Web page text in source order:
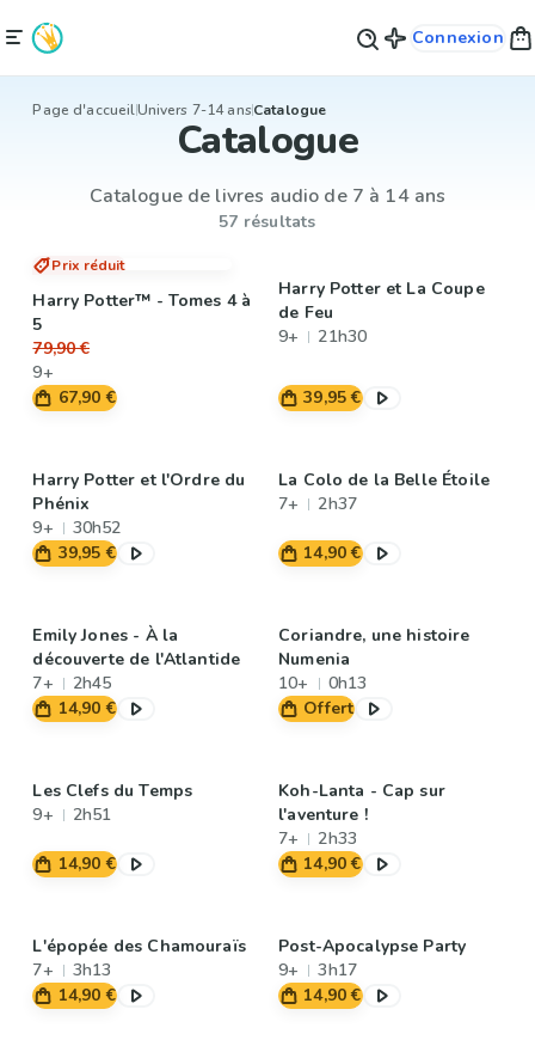
Connexion
Page d'accueilUnivers 7-14 ansCatalogue
Catalogue
Catalogue de livres audio de 7 à 14 ans
57 résultats
Prix réduit
Harry Potter™ - Tomes 4 à
5
79,90 €
9+
67,90 €
Harry Potter et La Coupe
de Feu
9+
21h30
39,95 €
Harry Potter et l'Ordre du
Phénix
9+
30h52
39,95 €
La Colo de la Belle Étoile
7+
2h37
14,90 €
Emily Jones - À la
découverte de l'Atlantide
7+
2h45
14,90 €
Coriandre, une histoire
Numenia
10+
0h13
Offert
Les Clefs du Temps
9+
2h51
14,90 €
Koh-Lanta - Cap sur
l'aventure !
7+
2h33
14,90 €
L'épopée des Chamouraïs
7+
3h13
14,90 €
Post-Apocalypse Party
9+
3h17
14,90 €